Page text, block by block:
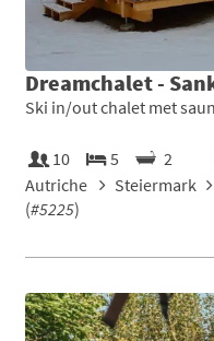
Dreamchalet -
Ski in/out chalet met
10 5
2
Autriche
Steiermark
(#5225)